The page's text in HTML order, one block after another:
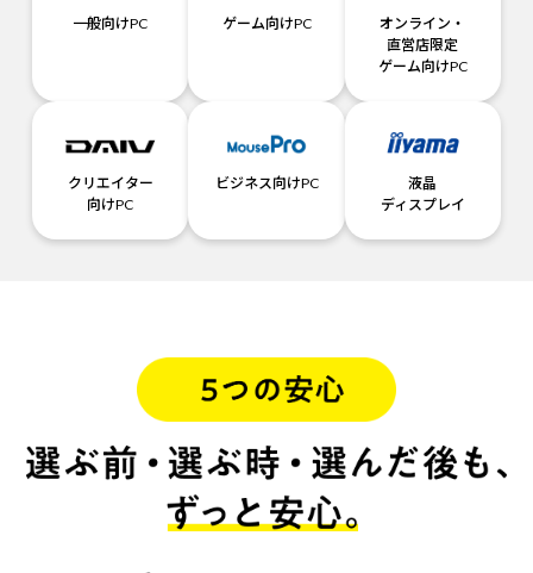
一般向けPC ゲーム向けPC
オンライン・
直営店限定
ゲーム向けPC
クリエイター
向けPC
ビジネス向けPC
液晶
ディスプレイ